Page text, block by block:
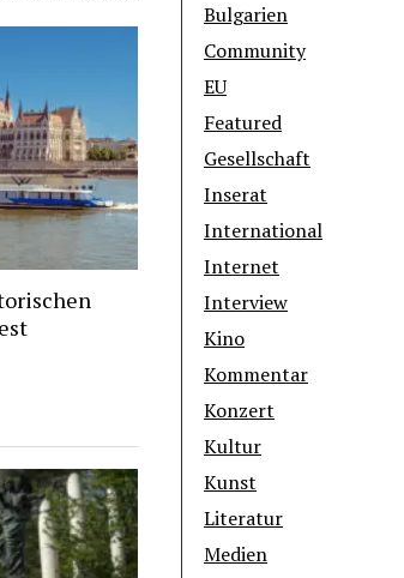
Bulgarien
Community
EU
Featured
Gesellschaft
Inserat
International
Internet
Interview
Kino
Kommentar
Konzert
Kultur
Kunst
Literatur
Medien